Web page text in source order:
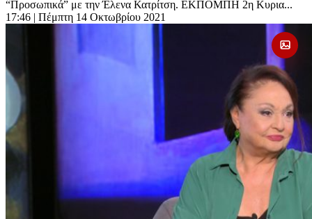
“Προσωπικά” με την Έλενα Κατρίτση. ΕΚΠΟΜΠΗ 2η Κυρια...
17:46 | Πέμπτη 14 Οκτωβρίου 2021